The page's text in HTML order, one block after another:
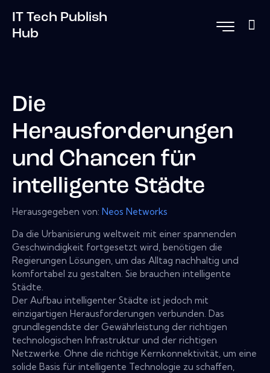
IT Tech Publish
Hub
Die
Herausforderungen
und Chancen für
intelligente Städte
Herausgegeben von: Neos Networks
Da die Urbanisierung weltweit mit einer spannenden
Geschwindigkeit fortgesetzt wird, benötigen die
Regierungen Lösungen, um das Alltag nachhaltig und
komfortabel zu gestalten. Sie brauchen intelligente
Städte.
Der Aufbau intelligenter Städte ist jedoch mit
einzigartigen Herausforderungen verbunden. Das
grundlegendste der Gewährleistung der richtigen
technologischen Infrastruktur und der richtigen
Netzwerke. Ohne die richtige Kernkonnektivität, um eine
solide Basis für intelligente Technologie zu schaffen,